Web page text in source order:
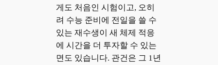
게도 처음인 시험이고, 오히
려 수능 준비에 전일을 쓸 수
있는 재수생이 새 체제 적응
에 시간을 더 투자할 수 있는
면도 있습니다. 관건은 그 1년